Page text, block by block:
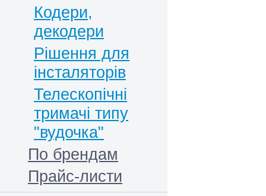
Кодери,
декодери
Рішення для
інсталяторів
Телескопічні
тримачі типу
"вудочка"
По брендам
Прайс-листи